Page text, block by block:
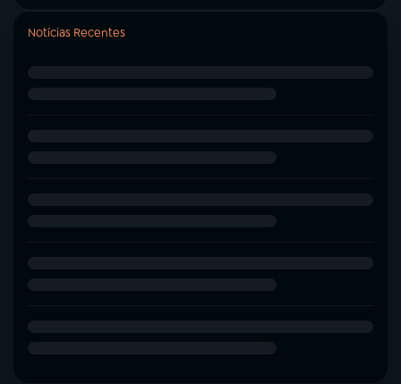
Notícias Recentes